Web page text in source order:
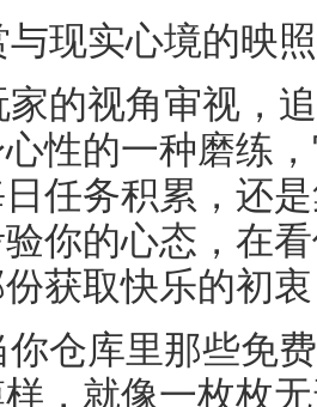
与现实心境的映照
家的视角审视，
性的一种磨练
任务积累，还
你的心态，在
获取快乐的初
仓库里那些免
，就像一枚枚